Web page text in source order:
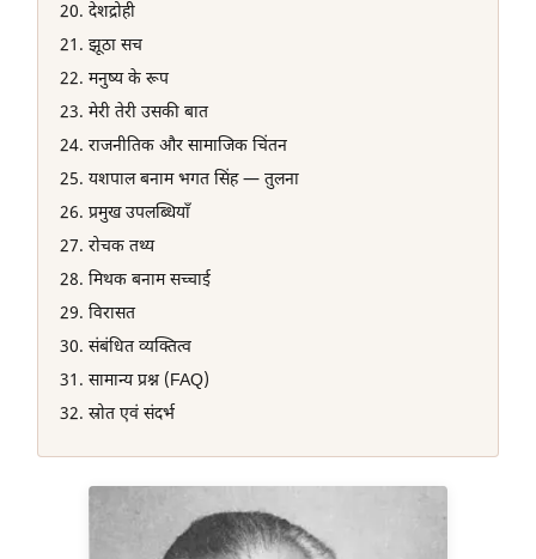
देशद्रोही
झूठा सच
मनुष्य के रूप
मेरी तेरी उसकी बात
राजनीतिक और सामाजिक चिंतन
यशपाल बनाम भगत सिंह — तुलना
प्रमुख उपलब्धियाँ
रोचक तथ्य
मिथक बनाम सच्चाई
विरासत
संबंधित व्यक्तित्व
सामान्य प्रश्न (FAQ)
स्रोत एवं संदर्भ